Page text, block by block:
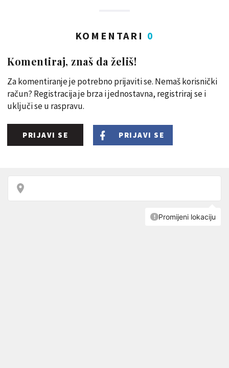
KOMENTARI 0
Komentiraj, znaš da želiš!
Za komentiranje je potrebno prijaviti se. Nemaš korisnički
račun? Registracija je brza i jednostavna, registriraj se i
uključi se u raspravu.
PRIJAVI SE PRIJAVI SE